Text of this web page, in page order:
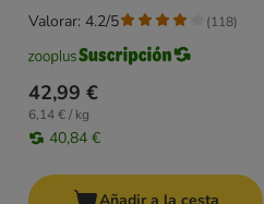
42,99 €
6,14 € / kg
40,84 €
Valorar: 4.2/5 (118)